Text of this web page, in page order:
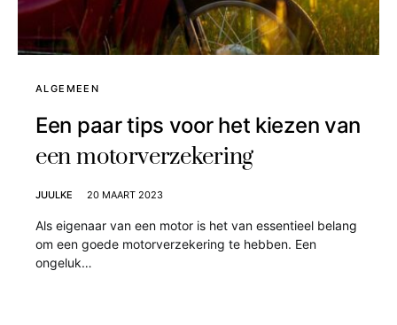
ALGEMEEN
Een paar tips voor het kiezen van
een motorverzekering
JUULKE 20 MAART 2023
Als eigenaar van een motor is het van essentieel belang
om een goede motorverzekering te hebben. Een
ongeluk…